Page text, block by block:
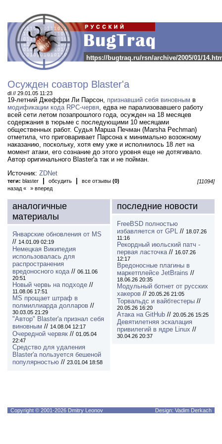
https://bugtraq.ru/rsn/archive/2005/01/
Осужден соавтор Blaster'а
dl // 29.01.05 11:23
19-летний Джеффри Ли Парсон, признавший себя виновным в
модификации кода RPC-червя, едва не парализовавшего работу
всей сети летом позапрошлого года, осужден на 18 месяцев
содержания в тюрьме с последующими 10 месяцами
общественных работ. Судья Марша Печман (Marsha Pechman)
отметила, что приговаривает Парсона к минимально возожному
наказанию, поскольку, хотя ему уже и исполнилось 18 лет на
момент атаки, его сознание до этого уровня еще не дотягивало.
Автор оригинального Blaster'а так и не пойман.
Источник: ZDNet
теги: blaster обсудить все отзывы (0)
[11094]
назад «
» вперед
аналогичные
материалы
Январские обновления от MS
// 14.01.09 02:19
Немецкая Википедия
использовалась для
распространения
вредоносного кода// 06.11.06
20:51
Новый червь на подходе //
11.08.06 17:51
MS прощает штраф в
полмиллиарда долларов //
30.03.05 21:29
"Автор" Blaster'а признал себя
виновным // 14.08.04 12:17
Очередной червяк // 01.05.04
22:47
Средство для удаления
Blaster'а пользуется бешеной
популярностью // 23.01.04 18:58
последние новости
FreeBSD полностью
избавляется от GPL // 18.07.26
11:16
Рекордный июльский патч -
первая ласточка// 16.07.26
12:17
Вредоносные плагины в
маркетплейсе JetBrains //
18.06.26 20:35
Модульный ботнет от русских
хакеров // 20.05.26 21:05
Торвальдс и вайбтестеры //
20.05.26 16:20
Атака на GitHub // 20.05.26 15:25
Девятилетняя эскалация
привилегий в ядре Linux //
30.04.26 20:37
Copyright © 2001-2026 Dmitry Leonov Design: Vadim Derkach